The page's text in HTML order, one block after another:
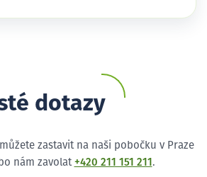
dotazy
zastavit na naši pobočku v Praze
nám zavolat +420 211 151 211 .